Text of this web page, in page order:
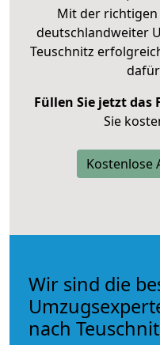
Mit der
deutschlandweiter
Teuschnitz
Füllen Sie jetzt das
Sie
Kostenlose
Wir sind die
nach